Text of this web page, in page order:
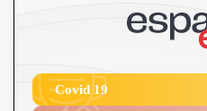
Covid 19